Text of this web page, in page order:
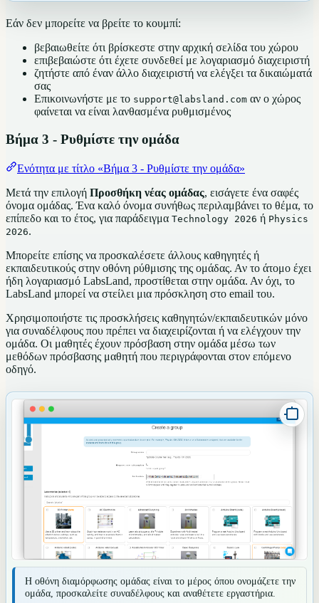
Εάν δεν μπορείτε να βρείτε το κουμπί:
βεβαιωθείτε ότι βρίσκεστε στην αρχική σελίδα του χώρου
επιβεβαιώστε ότι έχετε συνδεθεί με λογαριασμό διαχειριστή
ζητήστε από έναν άλλο διαχειριστή να ελέγξει τα δικαιώματά
σας
Επικοινωνήστε με το support@labsland.com αν ο χώρος
φαίνεται να είναι λανθασμένα ρυθμισμένος
Βήμα 3 - Ρυθμίστε την ομάδα
Ενότητα με τίτλο «Βήμα 3 - Ρυθμίστε την ομάδα»
Μετά την επιλογή Προσθήκη νέας ομάδας, εισάγετε ένα σαφές
όνομα ομάδας. Ένα καλό όνομα συνήθως περιλαμβάνει το θέμα, το
επίπεδο και το έτος, για παράδειγμα Technology 2026 ή Physics
2026.
Μπορείτε επίσης να προσκαλέσετε άλλους καθηγητές ή
εκπαιδευτικούς στην οθόνη ρύθμισης της ομάδας. Αν το άτομο έχει
ήδη λογαριασμό LabsLand, προστίθεται στην ομάδα. Αν όχι, το
LabsLand μπορεί να στείλει μια πρόσκληση στο email του.
Χρησιμοποιήστε τις προσκλήσεις καθηγητών/εκπαιδευτικών μόνο
για συναδέλφους που πρέπει να διαχειρίζονται ή να ελέγχουν την
ομάδα. Οι μαθητές έχουν πρόσβαση στην ομάδα μέσω των
μεθόδων πρόσβασης μαθητή που περιγράφονται στον επόμενο
οδηγό.
Η οθόνη διαμόρφωσης ομάδας είναι το μέρος όπου ονομάζετε την
ομάδα, προσκαλείτε συναδέλφους και αναθέτετε εργαστήρια.